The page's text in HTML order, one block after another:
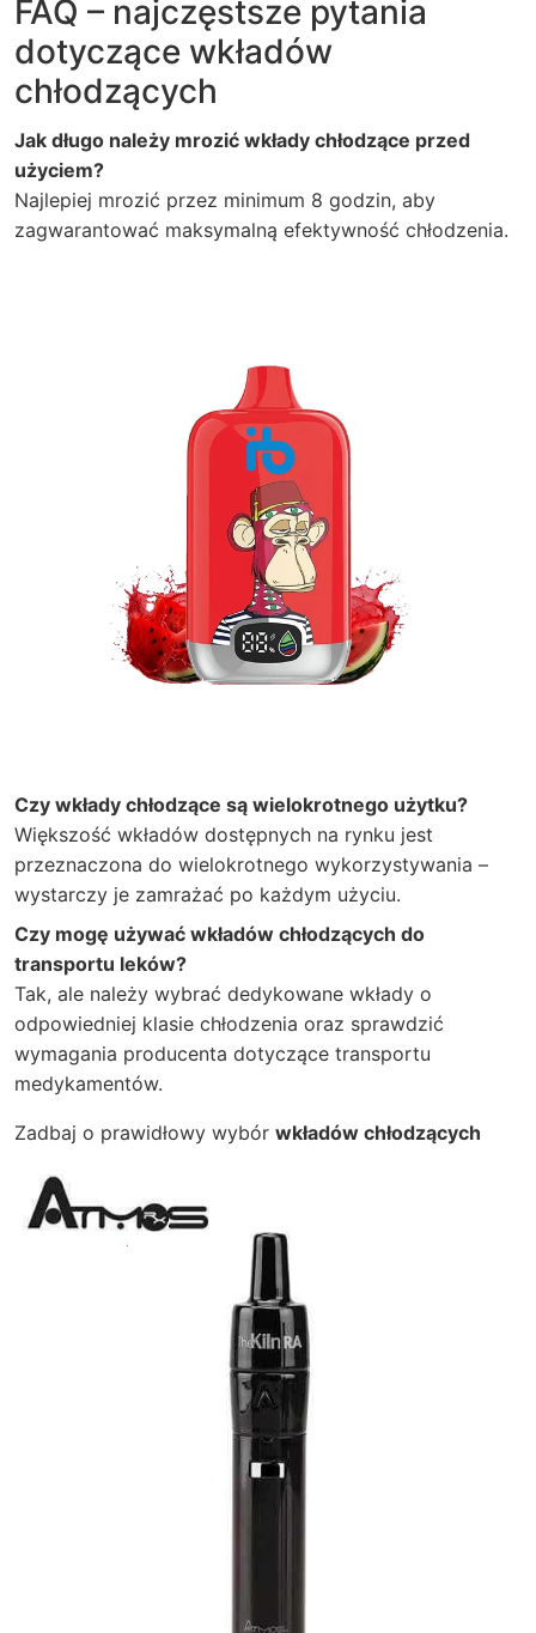
FAQ – najczęstsze pytania
dotyczące wkładów
chłodzących
Jak długo należy mrozić wkłady chłodzące przed
użyciem?
Najlepiej mrozić przez minimum 8 godzin, aby
zagwarantować maksymalną efektywność chłodzenia.
Czy wkłady chłodzące są wielokrotnego użytku?
Większość wkładów dostępnych na rynku jest
przeznaczona do wielokrotnego wykorzystywania –
wystarczy je zamrażać po każdym użyciu.
Czy mogę używać wkładów chłodzących do
transportu leków?
Tak, ale należy wybrać dedykowane wkłady o
odpowiedniej klasie chłodzenia oraz sprawdzić
wymagania producenta dotyczące transportu
medykamentów.
Zadbaj o prawidłowy wybór wkładów chłodzących